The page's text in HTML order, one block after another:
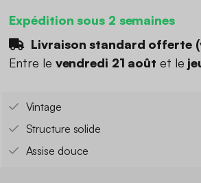
Expédition sous 2 semaines
Livraison standard offerte (
Entre le vendredi 21 août et le
Vintage
Structure solide
Assise douce